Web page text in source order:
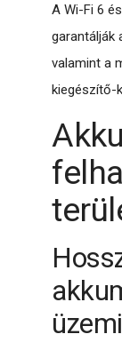
A Wi-Fi 6
garantálják
valamint a
kiegészítő-